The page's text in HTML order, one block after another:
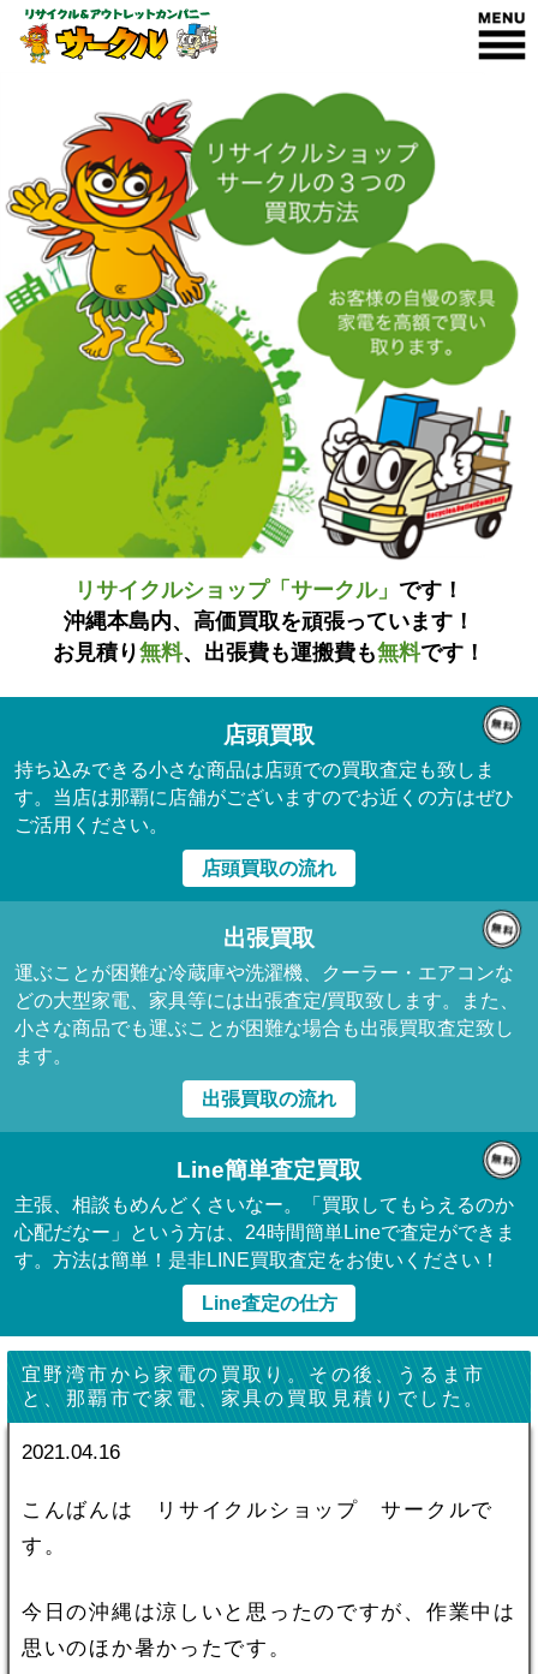
リサイクルショップ「サークル」 です！
沖縄本島内、高価買取を頑張っています！
お見積り無料、出張費も運搬費も無料です！
店頭買取
持ち込みできる小さな商品は店頭での買取査定も致しま
す。当店は那覇に店舗がございますのでお近くの方はぜひ
ご活用ください。
店頭買取の流れ
出張買取
運ぶことが困難な冷蔵庫や洗濯機、クーラー・エアコンな
どの大型家電、家具等には出張査定/買取致します。また、
小さな商品でも運ぶことが困難な場合も出張買取査定致し
ます。
出張買取の流れ
Line簡単査定買取
主張、相談もめんどくさいなー。「買取してもらえるのか
心配だなー」という方は、24時間簡単Lineで査定ができま
す。方法は簡単！是非LINE買取査定をお使いください！
Line査定の仕方
宜野湾市から家電の買取り。その後、うるま市
と、那覇市で家電、家具の買取見積りでした。
2021.04.16
こんばんは リサイクルショップ サークルで
す。
今日の沖縄は涼しいと思ったのですが、作業中は
思いのほか暑かったです。